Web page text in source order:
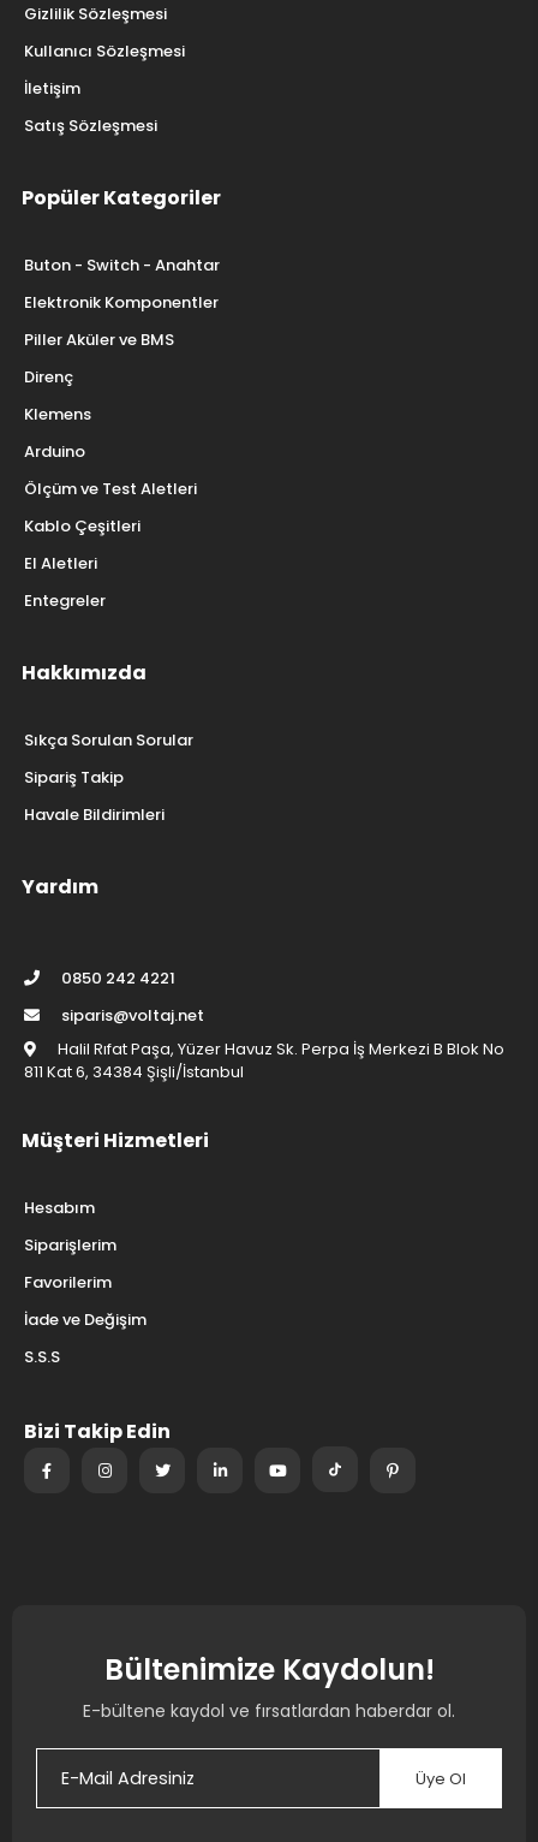
Gizlilik Sözleşmesi
Kullanıcı Sözleşmesi
İletişim
Satış Sözleşmesi
Popüler Kategoriler
Buton - Switch - Anahtar
Elektronik Komponentler
Piller Aküler ve BMS
Direnç
Klemens
Arduino
Ölçüm ve Test Aletleri
Kablo Çeşitleri
El Aletleri
Entegreler
Hakkımızda
Sıkça Sorulan Sorular
Sipariş Takip
Havale Bildirimleri
Yardım
0850 242 4221
siparis@voltaj.net
Halil Rıfat Paşa, Yüzer Havuz Sk. Perpa İş Merkezi B Blok No
811 Kat 6, 34384 Şişli/İstanbul
Müşteri Hizmetleri
Hesabım
Siparişlerim
Favorilerim
İade ve Değişim
S.S.S
Bizi Takip Edin
Bültenimize Kaydolun!
E-bültene kaydol ve fırsatlardan haberdar ol.
Üye Ol